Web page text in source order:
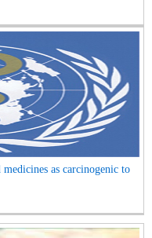
as carcinogenic to